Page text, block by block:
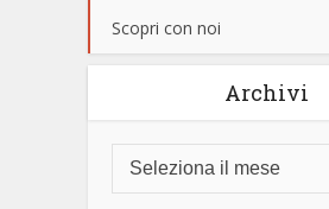
Scopri con noi
Archivi